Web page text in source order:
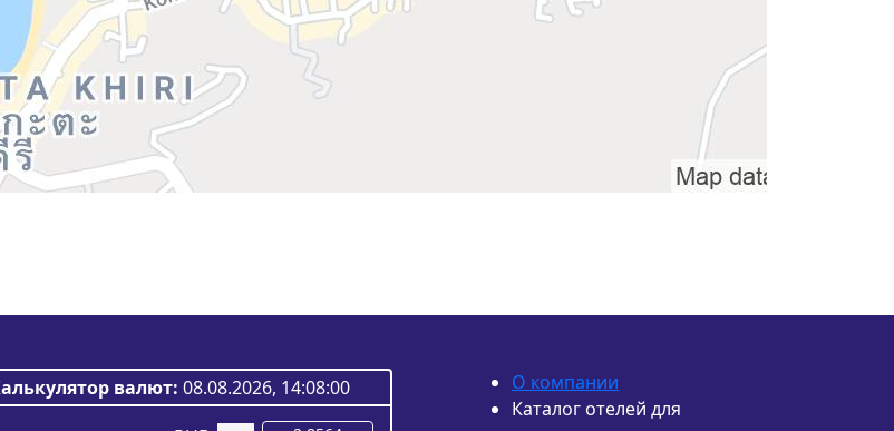
валют: 08.08.2026, 14:08:00
О компании
Каталог отелей для